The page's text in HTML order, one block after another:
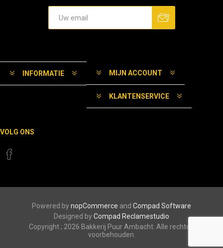
INFORMATIE MIJN ACCOUNT
KLANTENSERVICE
VOLG ONS
Powered bynopCommerce and Compad Software
Designed byCompad Reclamestudio
Copyright ; 2026 Bakkerij Puur Ambacht. Alle rechten
voorbehouden.